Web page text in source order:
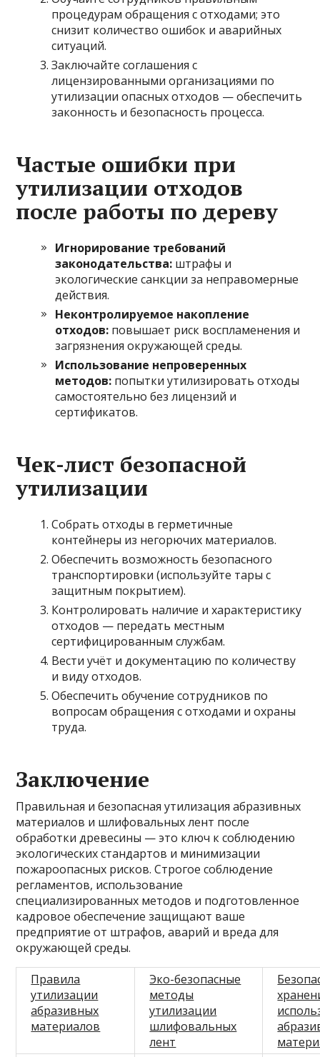
процедурам обращения с отходами; это
снизит количество ошибок и аварийных
ситуаций.
Заключайте соглашения с
лицензированными организациями по
утилизации опасных отходов — обеспечить
законность и безопасность процесса.
Частые ошибки при
утилизации отходов
после работы по дереву
Игнорирование требований
законодательства: штрафы и
экологические санкции за неправомерные
действия.
Неконтролируемое накопление
отходов: повышает риск воспламенения и
загрязнения окружающей среды.
Использование непроверенных
методов: попытки утилизировать отходы
самостоятельно без лицензий и
сертификатов.
Чек-лист безопасной
утилизации
Собрать отходы в герметичные
контейнеры из негорючих материалов.
Обеспечить возможность безопасного
транспортировки (используйте тары с
защитным покрытием).
Контролировать наличие и характеристику
отходов — передать местным
сертифицированным службам.
Вести учёт и документацию по количеству
и виду отходов.
Обеспечить обучение сотрудников по
вопросам обращения с отходами и охраны
труда.
Заключение
Правильная и безопасная утилизация абразивных
материалов и шлифовальных лент после
обработки древесины — это ключ к соблюдению
экологических стандартов и минимизации
пожароопасных рисков. Строгое соблюдение
регламентов, использование
специализированных методов и подготовленное
кадровое обеспечение защищают ваше
предприятие от штрафов, аварий и вреда для
окружающей среды.
Правила
утилизации
абразивных
материалов
Эко-безопасные
методы
утилизации
шлифовальных
лент